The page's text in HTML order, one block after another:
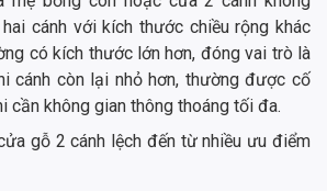
cánh với kích thước chiều rộng khác
có kích thước lớn hơn, đóng vai trò là
cánh còn lại nhỏ hơn, thường được cố
cần không gian thông thoáng tối đa.
gỗ 2 cánh lệch đến từ nhiều ưu điểm